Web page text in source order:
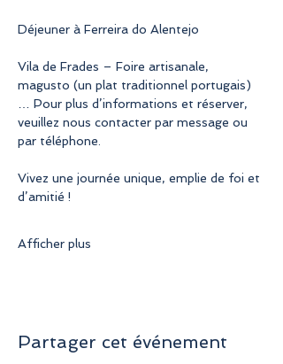
Déjeuner à Ferreira do Alentejo
Vila de Frades – Foire artisanale,
magusto (un plat traditionnel portugais)
… Pour plus d’informations et réserver,
veuillez nous contacter par message ou
par téléphone.
Vivez une journée unique, emplie de foi et
d’amitié !
Afficher plus
Partager cet événement